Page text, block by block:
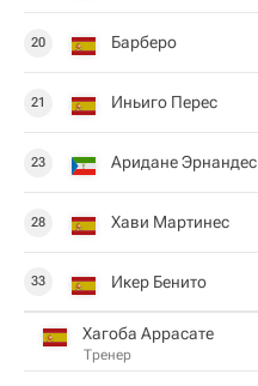
20 Барберо
21 Иньиго Перес
23 Аридане Эрнандес
28 Хави Мартинес
33 Икер Бенито
Хагоба Аррасате
Тренер